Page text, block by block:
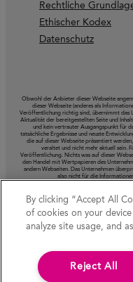
Rechtliche
Ethischer Kodex
Datenschutz
Obwohl der Anbieter dieser Webseite
dieser Webseite (anderes als
Veröffentlichung richtig sind, übernimmt das
Aktualität der bereitgestellten Seite und
und kein vertrauter Ausgangspunkt für
tatsächliche Ergebnisse und neuste
die auf dieser Webseite präsentiert
veraltet und nicht mehr aktuell sein.
Veröffentlichung. Nichts was auf dieser
den Handel mit Wertpapieren des
andern Webseiten. Das Unternehmen
also nicht für die
By clicking “Accept All
of cookies on your
analyze site usage, and
Reject All